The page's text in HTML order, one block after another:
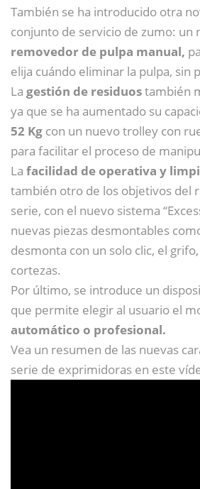
También se ha introducido otra
conjunto de servicio de zumo: un
removedor de pulpa manual,
elija cuándo eliminar la pulpa, sin
La gestión de residuostambién
ya que se ha aumentado su
52 Kg con un nuevo trolley con
para facilitar el proceso de
La facilidad de operativa y
también otro de los objetivos del
serie, con el nuevo sistema
nuevas piezas desmontables
desmonta con un solo clic, el
cortezas.
Por último, se introduce un
que permite elegir al usuario el
automático o profesional.
Vea un resumen de las nuevas
serie de exprimidoras en este